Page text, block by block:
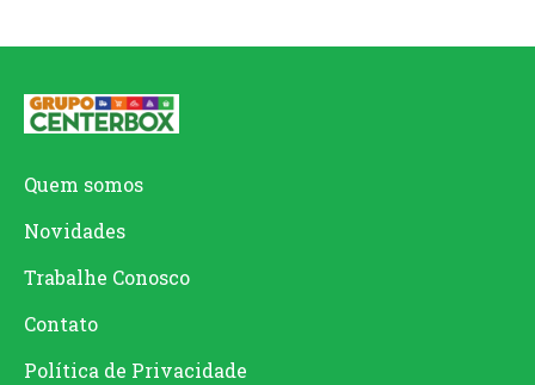
Quem somos
Novidades
Trabalhe Conosco
Contato
Política de Privacidade